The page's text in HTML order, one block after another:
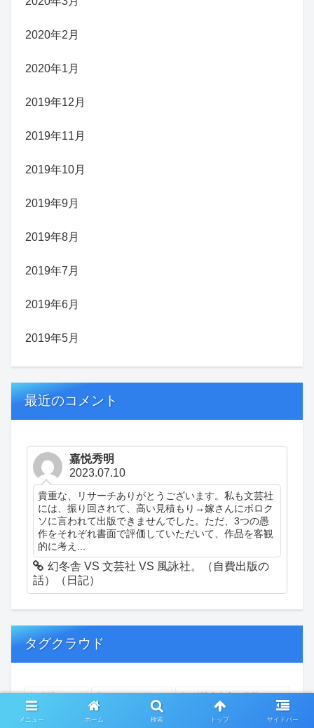
2020年2月
2020年1月
2019年12月
2019年11月
2019年10月
2019年9月
2019年8月
2019年7月
2019年6月
2019年5月
最近のコメント
嘉悦秀明
2023.07.10
貴重な、リサーチありがとうございます。私も文芸社
には、振り回されて、高い見積もり→嫁さんにボロク
ソに言われて出版できませんでした。ただ、3つの愚
作をそれぞれ書面で評価していただいて、作品を客観
的に考え...
幻冬舎 VS 文芸社 VS 風詠社。（自費出版の
話）（日記）
タグクラウド
創作 おぎゃあ 精神病患者の日常
ちょっと頭冷やそうか 一回休み ついカッとなった
メニュー ホーム 検索 トップ サイドバー